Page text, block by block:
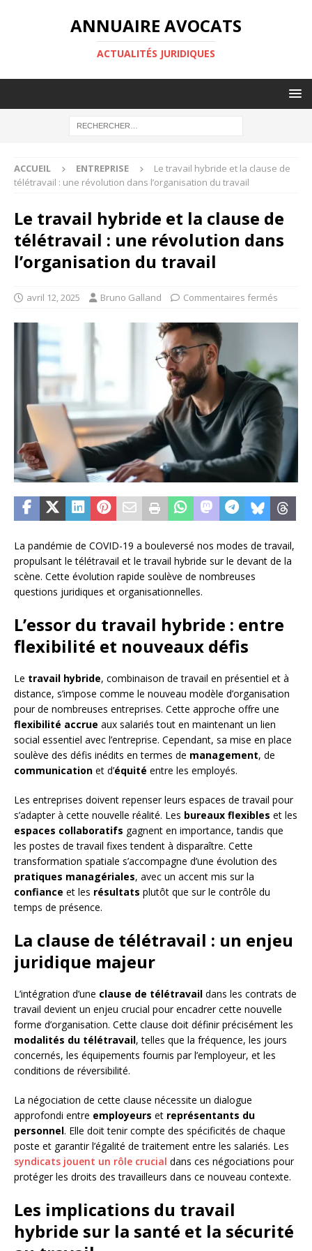
ANNUAIRE AVOCATS
ACTUALITÉS JURIDIQUES
ACCUEIL ENTREPRISE
Le travail hybride et la clause de
télétravail : une révolution dans l’organisation du travail
Le travail hybride et la clause de
télétravail : une révolution dans
l’organisation du travail
avril 12, 2025 Bruno Galland Commentaires fermés
La pandémie de COVID-19 a bouleversé nos modes de travail,
propulsant le télétravail et le travail hybride sur le devant de la
scène. Cette évolution rapide soulève de nombreuses
questions juridiques et organisationnelles.
L’essor du travail hybride : entre
flexibilité et nouveaux défis
Le travail hybride, combinaison de travail en présentiel et à
distance, s’impose comme le nouveau modèle d’organisation
pour de nombreuses entreprises. Cette approche offre une
flexibilité accrue aux salariés tout en maintenant un lien
social essentiel avec l’entreprise. Cependant, sa mise en place
soulève des défis inédits en termes de management, de
communication et d’équité entre les employés.
Les entreprises doivent repenser leurs espaces de travail pour
s’adapter à cette nouvelle réalité. Les bureaux flexibles et les
espaces collaboratifs gagnent en importance, tandis que
les postes de travail fixes tendent à disparaître. Cette
transformation spatiale s’accompagne d’une évolution des
pratiques managériales, avec un accent mis sur la
confiance et les résultats plutôt que sur le contrôle du
temps de présence.
La clause de télétravail : un enjeu
juridique majeur
L’intégration d’une clause de télétravail dans les contrats de
travail devient un enjeu crucial pour encadrer cette nouvelle
forme d’organisation. Cette clause doit définir précisément les
modalités du télétravail, telles que la fréquence, les jours
concernés, les équipements fournis par l’employeur, et les
conditions de réversibilité.
La négociation de cette clause nécessite un dialogue
approfondi entre employeurs et représentants du
personnel. Elle doit tenir compte des spécificités de chaque
poste et garantir l’égalité de traitement entre les salariés. Les
syndicats jouent un rôle crucial dans ces négociations pour
protéger les droits des travailleurs dans ce nouveau contexte.
Les implications du travail
hybride sur la santé et la sécurité